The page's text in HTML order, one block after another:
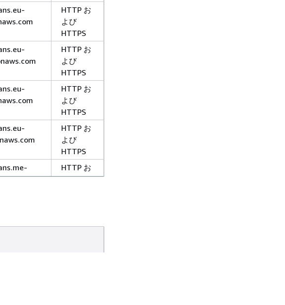
HTTP お
よび
HTTPS
HTTP お
よび
HTTPS
HTTP お
よび
HTTPS
HTTP お
よび
HTTPS
HTTP お
よび